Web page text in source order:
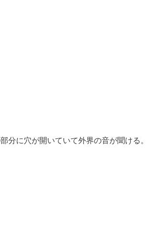
分に穴が開いていて外界の音が聞ける。